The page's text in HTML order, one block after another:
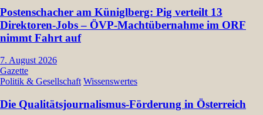
Postenschacher am Küniglberg: Pig verteilt 13
Direktoren-Jobs – ÖVP-Machtübernahme im ORF
nimmt Fahrt auf
7. August 2026
Gazette
Politik & Gesellschaft Wissenswertes
Die Qualitätsjournalismus-Förderung in Österreich